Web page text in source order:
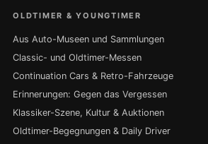
OLDTIMER & YOUNGTIMER
Aus Auto-Museen und Sammlungen
Classic- und Oldtimer-Messen
Continuation Cars & Retro-Fahrzeuge
Erinnerungen: Gegen das Vergessen
Klassiker-Szene, Kultur & Auktionen
Oldtimer-Begegnungen & Daily Driver